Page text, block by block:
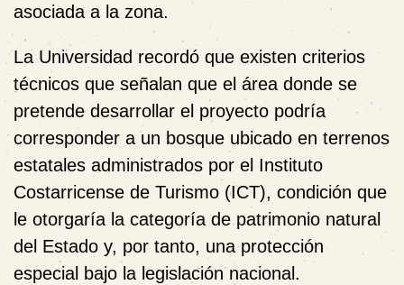
asociada a la zona.
La Universidad recordó que existen criterios
técnicos que señalan que el área donde se
pretende desarrollar el proyecto podría
corresponder a un bosque ubicado en terrenos
estatales administrados por el Instituto
Costarricense de Turismo (ICT), condición que
le otorgaría la categoría de patrimonio natural
del Estado y, por tanto, una protección
especial bajo la legislación nacional.